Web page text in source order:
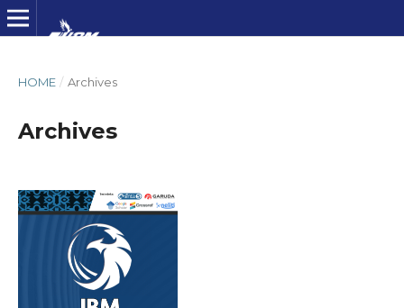
HOME / Archives
Archives